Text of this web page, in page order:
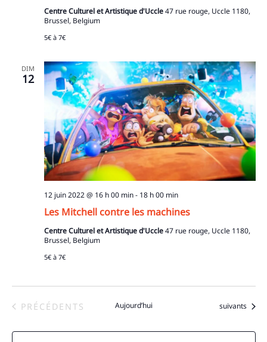
Centre Culturel et Artistique d'Uccle47 rue rouge, Uccle 1180,
Brussel, Belgium
5€ à 7€
DIM
12
Les Mitchell contre les machines
12 juin 2022 @ 16 h 00 min- 18 h 00 min
Centre Culturel et Artistique d'Uccle47 rue rouge, Uccle 1180,
Brussel, Belgium
5€ à 7€
ÉVÈNEMENTS
PRÉCÉDENTS Aujourd’hui Évènements
suivants